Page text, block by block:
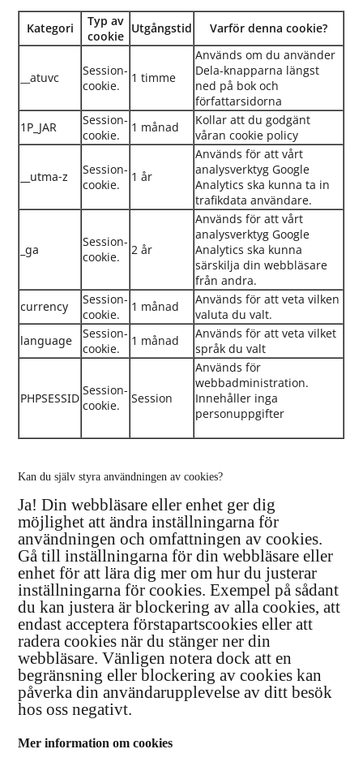
Kategori
Typ av
cookie
Utgångstid Varför denna cookie?
__atuvc
Session-
cookie.
1 timme
Används om du använder
Dela-knapparna längst
ned på bok och
författarsidorna
1P_JAR
Session-
cookie.
1 månad
Kollar att du godgänt
våran cookie policy
__utma-z
Session-
cookie.
1 år
Används för att vårt
analysverktyg Google
Analytics ska kunna ta in
trafikdata användare.
_ga
Session-
cookie.
2 år
Används för att vårt
analysverktyg Google
Analytics ska kunna
särskilja din webbläsare
från andra.
currency
Session-
cookie.
1 månad
Används för att veta vilken
valuta du valt.
language
Session-
cookie.
1 månad
Används för att veta vilket
språk du valt
PHPSESSID
Session-
cookie.
Session
Används för
webbadministration.
Innehåller inga
personuppgifter
Kan du själv styra användningen av cookies?
Ja! Din webbläsare eller enhet ger dig
möjlighet att ändra inställningarna för
användningen och omfattningen av cookies.
Gå till inställningarna för din webbläsare eller
enhet för att lära dig mer om hur du justerar
inställningarna för cookies. Exempel på sådant
du kan justera är blockering av alla cookies, att
endast acceptera förstapartscookies eller att
radera cookies när du stänger ner din
webbläsare. Vänligen notera dock att en
begränsning eller blockering av cookies kan
påverka din användarupplevelse av ditt besök
hos oss negativt.
Mer information om cookies